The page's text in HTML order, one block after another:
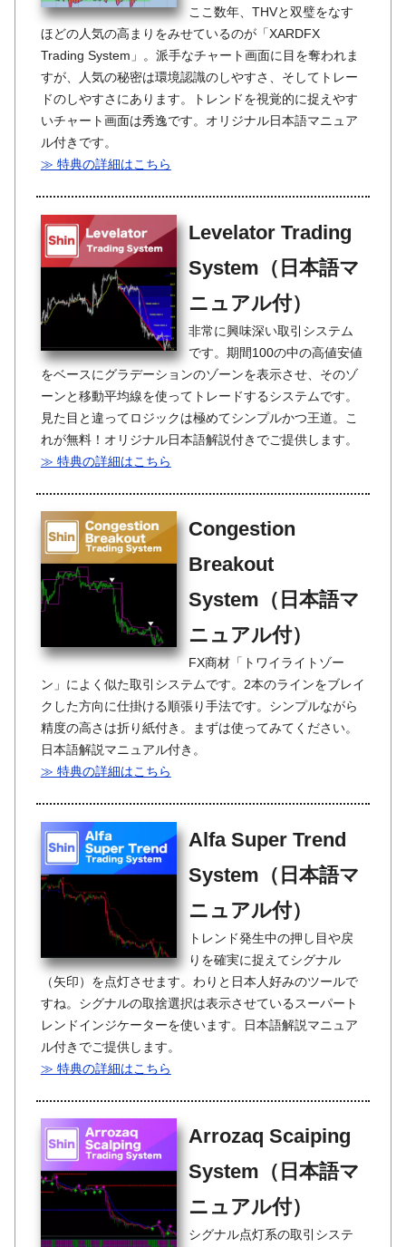
ここ数年、THVと双璧をなす
ほどの人気の高まりをみせているのが「XARDFX
Trading System」。派手なチャート画面に目を奪われま
すが、人気の秘密は環境認識のしやすさ、そしてトレー
ドのしやすさにあります。トレンドを視覚的に捉えやす
いチャート画面は秀逸です。オリジナル日本語マニュア
ル付きです。
≫ 特典の詳細はこちら
Levelator Trading
System（日本語マ
ニュアル付）
非常に興味深い取引システム
です。期間100の中の高値安値
をベースにグラデーションのゾーンを表示させ、そのゾ
ーンと移動平均線を使ってトレードするシステムです。
見た目と違ってロジックは極めてシンプルかつ王道。こ
れが無料！オリジナル日本語解説付きでご提供します。
≫ 特典の詳細はこちら
Congestion
Breakout
System（日本語マ
ニュアル付）
FX商材「トワイライトゾー
ン」によく似た取引システムです。2本のラインをブレイ
クした方向に仕掛ける順張り手法です。シンプルながら
精度の高さは折り紙付き。まずは使ってみてください。
日本語解説マニュアル付き。
≫ 特典の詳細はこちら
Alfa Super Trend
System（日本語マ
ニュアル付）
トレンド発生中の押し目や戻
りを確実に捉えてシグナル
（矢印）を点灯させます。わりと日本人好みのツールで
すね。シグナルの取捨選択は表示させているスーパート
レンドインジケーターを使います。日本語解説マニュア
ル付きでご提供します。
≫ 特典の詳細はこちら
Arrozaq Scaiping
System（日本語マ
ニュアル付）
シグナル点灯系の取引システ